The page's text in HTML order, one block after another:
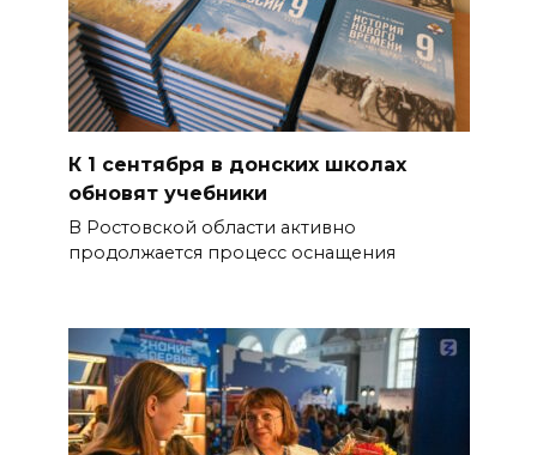
К 1 сентября в донских школах
обновят учебники
В Ростовской области активно
продолжается процесс оснащения